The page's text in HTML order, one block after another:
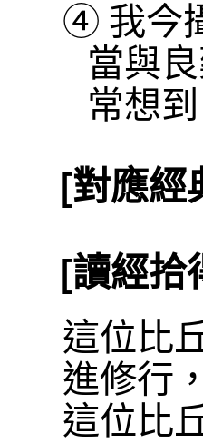
④ 我今
當與
常想
[對應經
[讀經拾
這位比
進修行
這位比